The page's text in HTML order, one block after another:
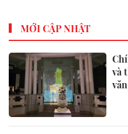
MỚI CẬP NHẬT
và